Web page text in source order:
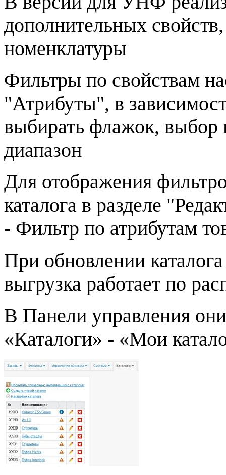
дополнительных
номенклатуры
Фильтры по свойствам
"Атрибуты", в
выбирать флажок, выбор
диапазон
Для отображения
каталога в разделе
- Фильтр по атрибутам
При обновлении
выгрузка работает по
В Панели управления
«Каталоги» - «Мои